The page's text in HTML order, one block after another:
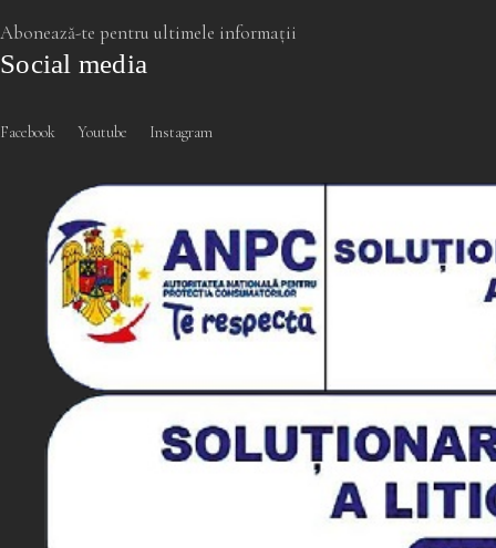
Abonează-te pentru ultimele informații
Social media
Facebook Youtube Instagram